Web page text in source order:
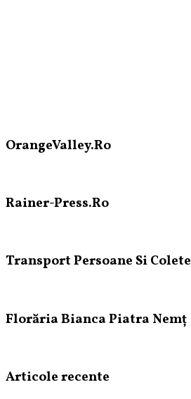
OrangeValley.Ro
Rainer-Press.Ro
Transport Persoane Si Colete
Florăria Bianca Piatra Nemț
Articole recente